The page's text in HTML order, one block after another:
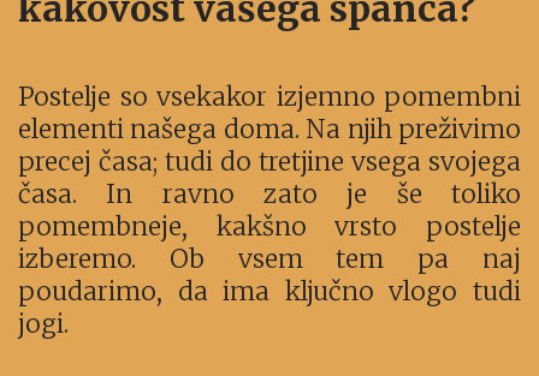
Postelje so vsekakor izjemno pomembni
elementi našega doma. Na njih preživimo
precej časa; tudi do tretjine vsega svojega
časa. In ravno zato je še toliko
pomembneje, kakšno vrsto postelje
izberemo. Ob vsem tem pa naj
poudarimo, da ima ključno vlogo tudi
jogi.